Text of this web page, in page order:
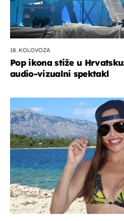
18. KOLOVOZA
Pop ikona stiže u
audio-vizualni spektakl